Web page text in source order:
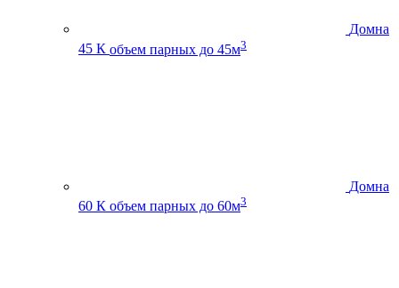
Домна
45 К объем парных до 45м3
Домна
60 К объем парных до 60м3